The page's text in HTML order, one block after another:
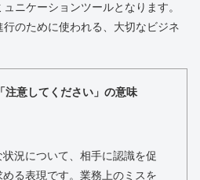
ニケーションツールとなります。
のために使われる、大切なビジネ
注意してください」の意味
況について、相手に認識を促
める表現です。業務上のミスを